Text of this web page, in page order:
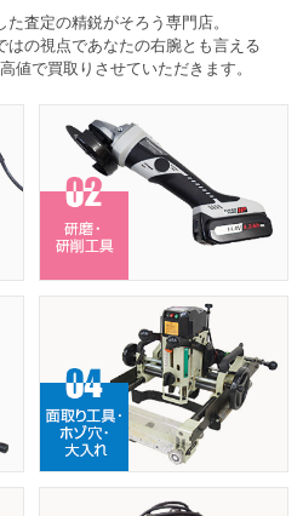
査定の精鋭がそろう専門店。
はの視点であなたの右腕とも言える
値で買取りさせていただきます。